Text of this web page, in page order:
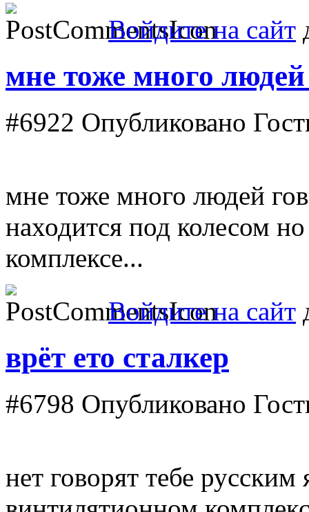
Войдите на сайт
мне тоже много
#6922 Опубликовано
мне тоже много людей
находится под колесом
комплексе...
Войдите на сайт
врёт ето сталкер
#6798 Опубликовано
нет говорят тебе